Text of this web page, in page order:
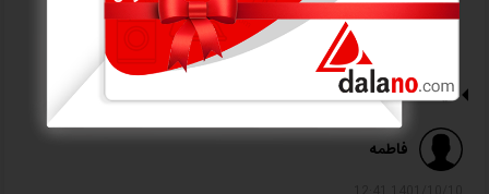
دیدگاه کاربران
فاطمه